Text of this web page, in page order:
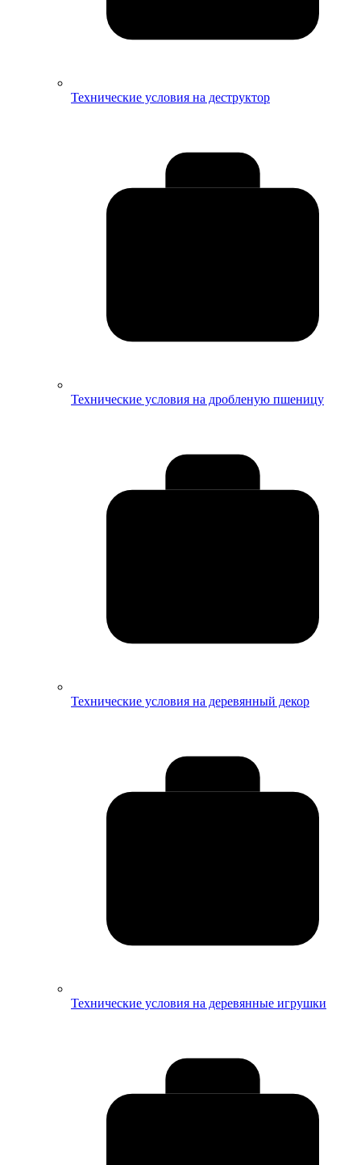
Технические условия на деструктор
Технические условия на дробленую пшеницу
Технические условия на деревянный декор
Технические условия на деревянные игрушки